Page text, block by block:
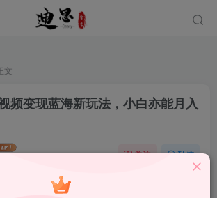
文
频变现蓝海新玩法，小白亦能月入
关注 私信